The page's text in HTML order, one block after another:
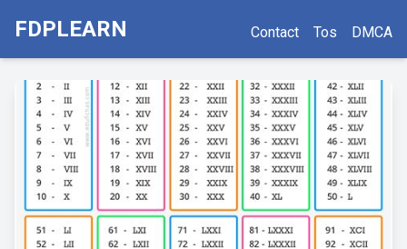
FDPLEARN Contact Tos DMCA